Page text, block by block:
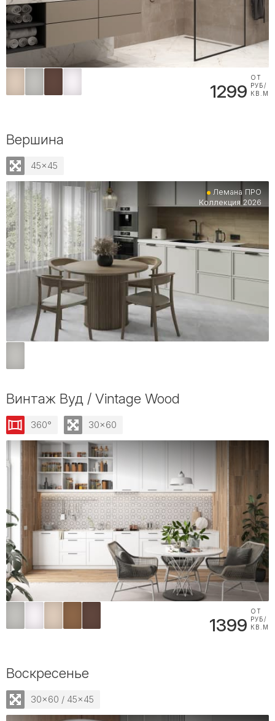
1299
ОТ
РУБ/
КВ.М
Вершина
45x45
Лемана ПРО
Коллекция 2026
Винтаж Вуд / Vintage Wood
360° 30x60
1399
ОТ
РУБ/
КВ.М
Воскресенье
30x60 / 45x45